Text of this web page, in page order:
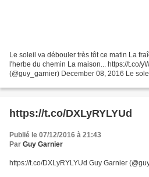
Le soleil va débouler très tôt ce matin La
l'herbe du chemin La maison... https://t.co/
(@guy_garnier) December 08, 2016 Le
https://t.co/DXLyRYLYUd
Publié le 07/12/2016 à 21:43
Par Guy Garnier
https://t.co/DXLyRYLYUd Guy Garnier